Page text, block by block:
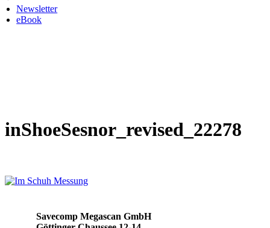
Newsletter
eBook
inShoeSesnor_revised_22278
Savecomp Megascan GmbH